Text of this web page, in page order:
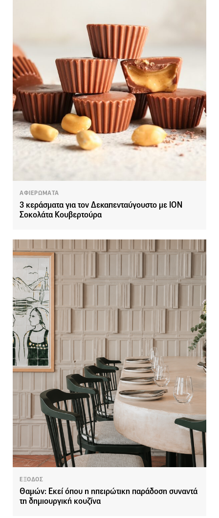
ΑΦΙΕΡΩΜΑΤΑ
3 κεράσματα για τον Δεκαπενταύγουστο με ΙΟΝ
Σοκολάτα Κουβερτούρα
ΕΞΟΔΟΣ
Θαμών: Εκεί όπου η ηπειρώτικη παράδοση συναντά
τη δημιουργική κουζίνα